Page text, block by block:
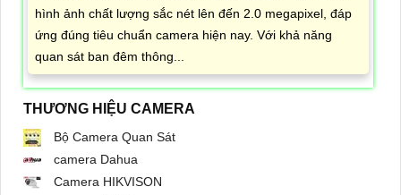
hình ảnh chất lượng sắc nét lên đến 2.0 megapixel, đáp
ứng đúng tiêu chuẩn camera hiện nay. Với khả năng
quan sát ban đêm thông...
THƯƠNG HIỆU CAMERA
Bộ Camera Quan Sát
camera Dahua
Camera HIKVISON